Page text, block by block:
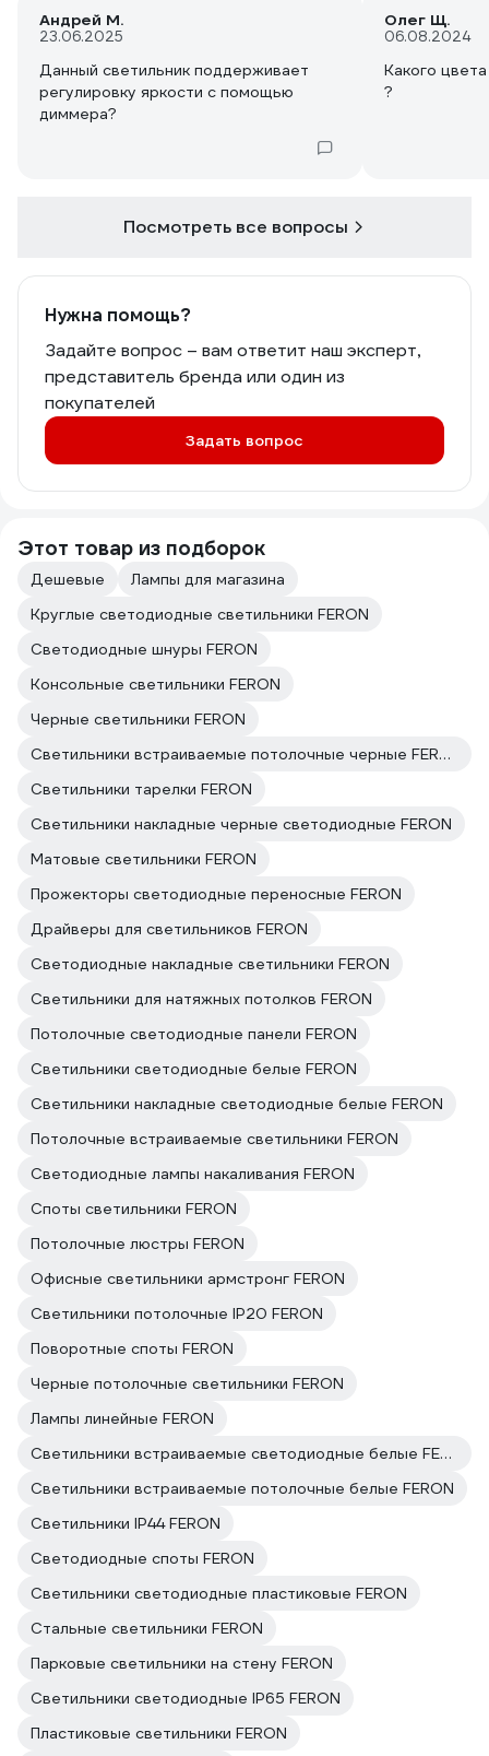
Андрей М.
23.06.2025
Данный светильник поддерживает
регулировку яркости с помощью
диммера?
Олег Щ.
06.08.2024
Какого
?
Посмотреть все вопросы
Нужна помощь?
Задайте вопрос – вам ответит наш эксперт,
представитель бренда или один из
покупателей
Задать вопрос
Этот товар из подборок
Дешевые
Лампы для магазина
Круглые светодиодные светильники FERON
Светодиодные шнуры FERON
Консольные светильники FERON
Черные светильники FERON
Светильники встраиваемые потолочные черные FERON
Светильники тарелки FERON
Светильники накладные черные светодиодные FERON
Матовые светильники FERON
Прожекторы светодиодные переносные FERON
Драйверы для светильников FERON
Светодиодные накладные светильники FERON
Светильники для натяжных потолков FERON
Потолочные светодиодные панели FERON
Светильники светодиодные белые FERON
Светильники накладные светодиодные белые FERON
Потолочные встраиваемые светильники FERON
Светодиодные лампы накаливания FERON
Споты светильники FERON
Потолочные люстры FERON
Офисные светильники армстронг FERON
Светильники потолочные IP20 FERON
Поворотные споты FERON
Черные потолочные светильники FERON
Лампы линейные FERON
Светильники встраиваемые светодиодные белые FERON
Светильники встраиваемые потолочные белые FERON
Светильники IP44 FERON
Светодиодные споты FERON
Светильники светодиодные пластиковые FERON
Стальные светильники FERON
Парковые светильники на стену FERON
Светильники светодиодные IP65 FERON
Пластиковые светильники FERON